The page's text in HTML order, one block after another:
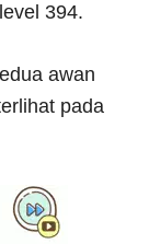
394.
awan
pada